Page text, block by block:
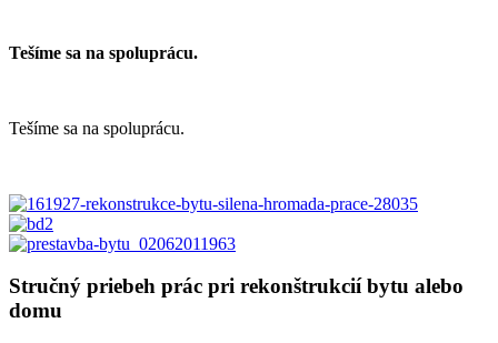
Tešíme sa na spoluprácu.
Tešíme sa na spoluprácu.
Stručný priebeh prác pri rekonštrukcií bytu alebo
domu